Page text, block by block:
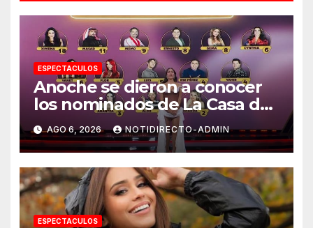
ESPECTACULOS
Anoche se dieron a conocer
los nominados de La Casa de
los Famosos México 2026 en
la segunda semana
AGO 6, 2026 NOTIDIRECTO-ADMIN
ESPECTACULOS